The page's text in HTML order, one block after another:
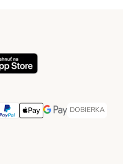
Payment Method
Payment Method
Payment Method
Apple Pay Payment Method
Google Pay Payment
DOBIERKA
DOBIERKA